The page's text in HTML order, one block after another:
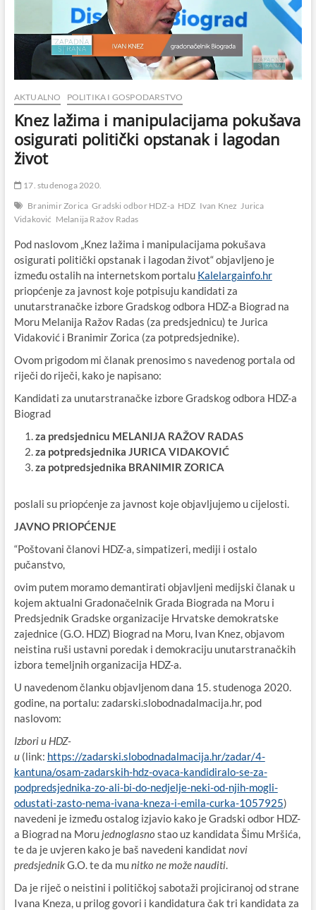
AKTUALNO POLITIKA I GOSPODARSTVO
Knez lažima i manipulacijama pokušava
osigurati politički opstanak i lagodan
život
17. studenoga 2020.
Branimir Zorica Gradski odbor HDZ-a HDZ Ivan Knez Jurica
Vidaković Melanija Ražov Radas
Pod naslovom „Knez lažima i manipulacijama pokušava
osigurati politički opstanak i lagodan život“ objavljeno je
između ostalih na internetskom portalu Kalelargainfo.hr
priopćenje za javnost koje potpisuju kandidati za
unutarstranačke izbore Gradskog odbora HDZ-a Biograd na
Moru Melanija Ražov Radas (za predsjednicu) te Jurica
Vidaković i Branimir Zorica (za potpredsjednike).
Ovom prigodom mi članak prenosimo s navedenog portala od
riječi do riječi, kako je napisano:
Kandidati za unutarstranačke izbore Gradskog odbora HDZ-a
Biograd
za predsjednicu MELANIJA RAŽOV RADAS
za potpredsjednika JURICA VIDAKOVIĆ
za potpredsjednika BRANIMIR ZORICA
poslali su priopćenje za javnost koje objavljujemo u cijelosti.
JAVNO PRIOPĆENJE
“Poštovani članovi HDZ-a, simpatizeri, mediji i ostalo
pučanstvo,
ovim putem moramo demantirati objavljeni medijski članak u
kojem aktualni Gradonačelnik Grada Biograda na Moru i
Predsjednik Gradske organizacije Hrvatske demokratske
zajednice (G.O. HDZ) Biograd na Moru, Ivan Knez, objavom
neistina ruši ustavni poredak i demokraciju unutarstranačkih
izbora temeljnih organizacija HDZ-a.
U navedenom članku objavljenom dana 15. studenoga 2020.
godine, na portalu: zadarski.slobodnadalmacija.hr, pod
naslovom:
Izbori u HDZ-
u(link: https://zadarski.slobodnadalmacija.hr/zadar/4-
kantuna/osam-zadarskih-hdz-ovaca-kandidiralo-se-za-
podpredsjednika-zo-ali-bi-do-nedjelje-neki-od-njih-mogli-
odustati-zasto-nema-ivana-kneza-i-emila-curka-1057925)
navedeni je između ostalog izjavio kako je Gradski odbor HDZ-
a Biograd na Moru jednoglasno stao uz kandidata Šimu Mršića,
te da je uvjeren kako je baš navedeni kandidat novi
predsjednikG.O. te da munitko ne može nauditi.
Da je riječ o neistini i političkoj sabotaži projiciranoj od strane
Ivana Kneza, u prilog govori i kandidatura čak tri kandidata za